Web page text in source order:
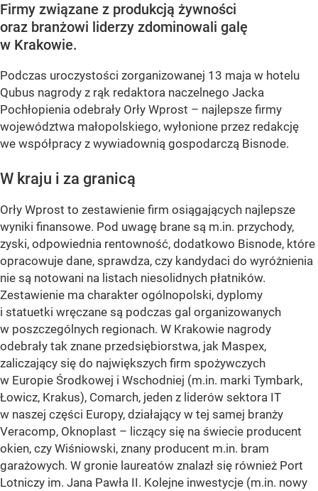
Firmy związane z produkcją żywności
oraz branżowi liderzy zdominowali galę
w Krakowie.
Podczas uroczystości zorganizowanej 13 maja w hotelu
Qubus nagrody z rąk redaktora naczelnego Jacka
Pochłopienia odebrały Orły Wprost – najlepsze firmy
województwa małopolskiego, wyłonione przez redakcję
we współpracy z wywiadownią gospodarczą Bisnode.
W kraju i za granicą
Orły Wprost to zestawienie firm osiągających najlepsze
wyniki finansowe. Pod uwagę brane są m.in. przychody,
zyski, odpowiednia rentowność, dodatkowo Bisnode, które
opracowuje dane, sprawdza, czy kandydaci do wyróżnienia
nie są notowani na listach niesolidnych płatników.
Zestawienie ma charakter ogólnopolski, dyplomy
i statuetki wręczane są podczas gal organizowanych
w poszczególnych regionach. W Krakowie nagrody
odebrały tak znane przedsiębiorstwa, jak Maspex,
zaliczający się do największych firm spożywczych
w Europie Środkowej i Wschodniej (m.in. marki Tymbark,
Łowicz, Krakus), Comarch, jeden z liderów sektora IT
w naszej części Europy, działający w tej samej branży
Veracomp, Oknoplast – liczący się na świecie producent
okien, czy Wiśniowski, znany producent m.in. bram
garażowych. W gronie laureatów znalazł się również Port
Lotniczy im. Jana Pawła II. Kolejne inwestycje (m.in. nowy